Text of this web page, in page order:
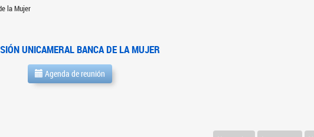
la Mujer
UNICAMERAL BANCA DE LA MUJER
Agenda de reunión